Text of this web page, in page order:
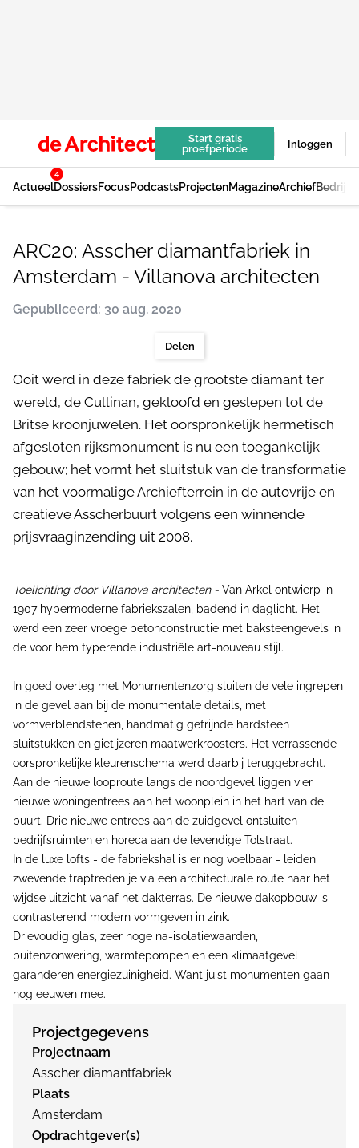
Start gratis
proefperiode
Inloggen
Actueel
4
DossiersFocusPodcastsProjectenMagazineArchief
ARC20: Asscher diamantfabriek in
Amsterdam - Villanova architecten
Gepubliceerd: 30 aug. 2020
Delen
Ooit werd in deze fabriek de grootste diamant ter
wereld, de Cullinan, gekloofd en geslepen tot de
Britse kroonjuwelen. Het oorspronkelijk hermetisch
afgesloten rijksmonument is nu een toegankelijk
gebouw; het vormt het sluitstuk van de transformatie
van het voormalige Archiefterrein in de autovrije en
creatieve Asscherbuurt volgens een winnende
prijsvraaginzending uit 2008.
Toelichting door Villanova architecten - Van Arkel ontwierp in
1907 hypermoderne fabriekszalen, badend in daglicht. Het
werd een zeer vroege betonconstructie met baksteengevels in
de voor hem typerende industriële art-nouveau stijl.
In goed overleg met Monumentenzorg sluiten de vele ingrepen
in de gevel aan bij de monumentale details, met
vormverblendstenen, handmatig gefrijnde hardsteen
sluitstukken en gietijzeren maatwerkroosters. Het verrassende
oorspronkelijke kleurenschema werd daarbij teruggebracht.
Aan de nieuwe looproute langs de noordgevel liggen vier
nieuwe woningentrees aan het woonplein in het hart van de
buurt. Drie nieuwe entrees aan de zuidgevel ontsluiten
bedrijfsruimten en horeca aan de levendige Tolstraat.
In de luxe lofts - de fabriekshal is er nog voelbaar - leiden
zwevende traptreden je via een architecturale route naar het
wijdse uitzicht vanaf het dakterras. De nieuwe dakopbouw is
contrasterend modern vormgeven in zink.
Drievoudig glas, zeer hoge na-isolatiewaarden,
buitenzonwering, warmtepompen en een klimaatgevel
garanderen energiezuinigheid. Want juist monumenten gaan
nog eeuwen mee.
Projectgegevens
Projectnaam
Asscher diamantfabriek
Plaats
Amsterdam
Opdrachtgever(s)